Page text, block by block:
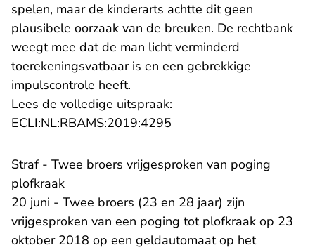
spelen, maar de kinderarts achtte dit geen
plausibele oorzaak van de breuken. De rechtbank
weegt mee dat de man licht verminderd
toerekeningsvatbaar is en een gebrekkige
impulscontrole heeft.
Lees de volledige uitspraak:
ECLI:NL:RBAMS:2019:4295
Straf - Twee broers vrijgesproken van poging
plofkraak
20 juni - Twee broers (23 en 28 jaar) zijn
vrijgesproken van een poging tot plofkraak op 23
oktober 2018 op een geldautomaat op het